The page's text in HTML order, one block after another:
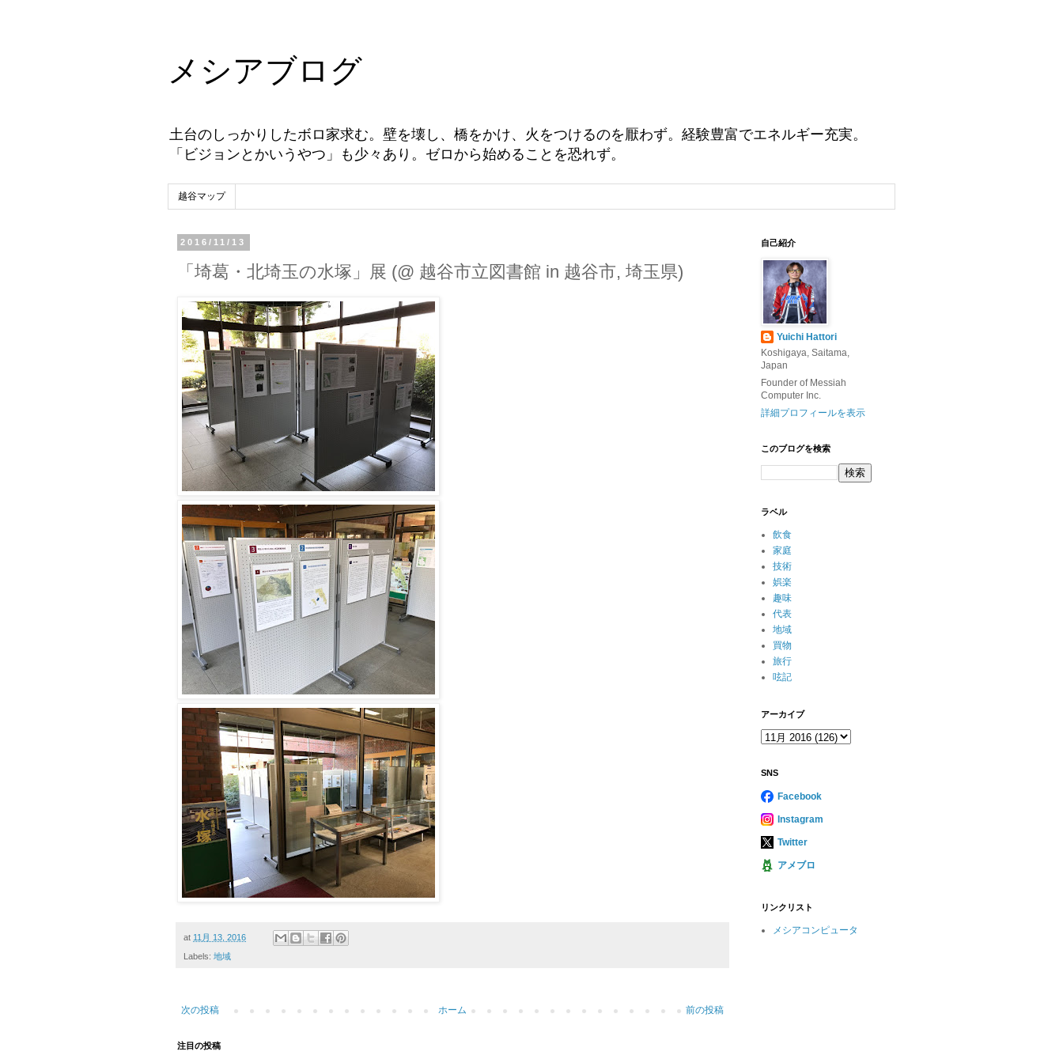
メシアブログ
土台のしっかりしたボロ家求む。壁を壊し、橋をかけ、火をつけるのを厭わず。経験豊富でエネルギー充実。
「ビジョンとかいうやつ」も少々あり。ゼロから始めることを恐れず。
越谷マップ
2016/11/13
「埼葛・北埼玉の水塚」展 (@ 越谷市立図書館 in 越谷市, 埼玉県)
at 11月 13, 2016
Labels: 地域
次の投稿 前の投稿
ホーム
注目の投稿
自己紹介
Yuichi Hattori
Koshigaya, Saitama,
Japan
Founder of Messiah
Computer Inc.
詳細プロフィールを表示
このブログを検索
ラベル
飲食
家庭
技術
娯楽
趣味
代表
地域
買物
旅行
呟記
アーカイブ
SNS
Facebook
Instagram
Twitter
アメブロ
リンクリスト
メシアコンピュータ